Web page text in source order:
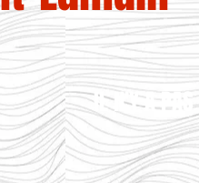
IL N'Y A PAS